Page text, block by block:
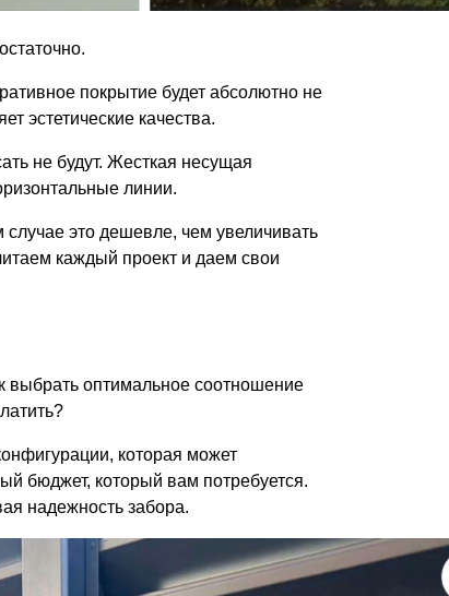
покрытие будет абсолютно не
эстетические качества.
не будут. Жесткая несущая
линии.
это дешевле, чем увеличивать
каждый проект и даем свои
выбрать оптимальное соотношение
которая может
бюджет, который вам потребуется.
надежность забора.